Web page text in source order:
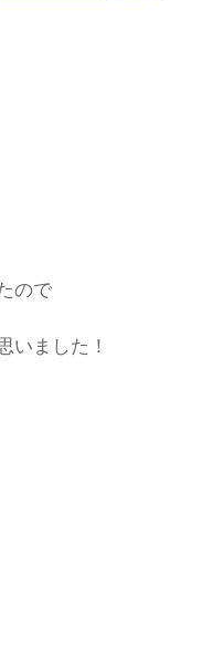
ので
いました！